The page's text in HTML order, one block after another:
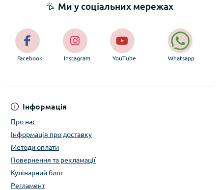
Інформація
Про нас
Інформація про доставку
Методи оплати
Повернення та рекламації
Кулінарний блог
Регламент
Ми у соціальних мережах
Facebook Instagram YouTube Whatsapp